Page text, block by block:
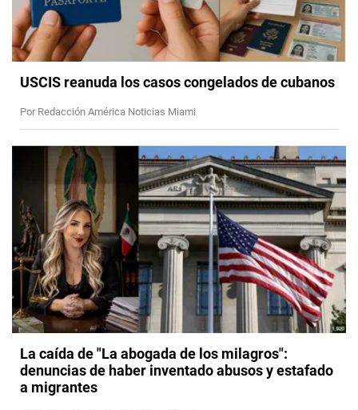
USCIS reanuda los casos congelados de cubanos
Por Redacción América Noticias Miami
La caída de "La abogada de los milagros":
denuncias de haber inventado abusos y estafado
a migrantes